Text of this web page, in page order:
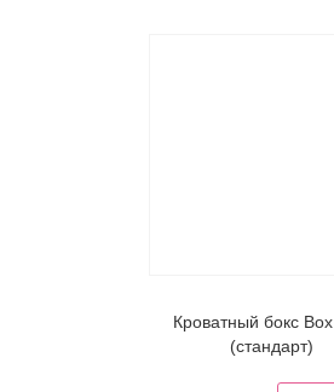
Кроватный бокс
(стандарт)